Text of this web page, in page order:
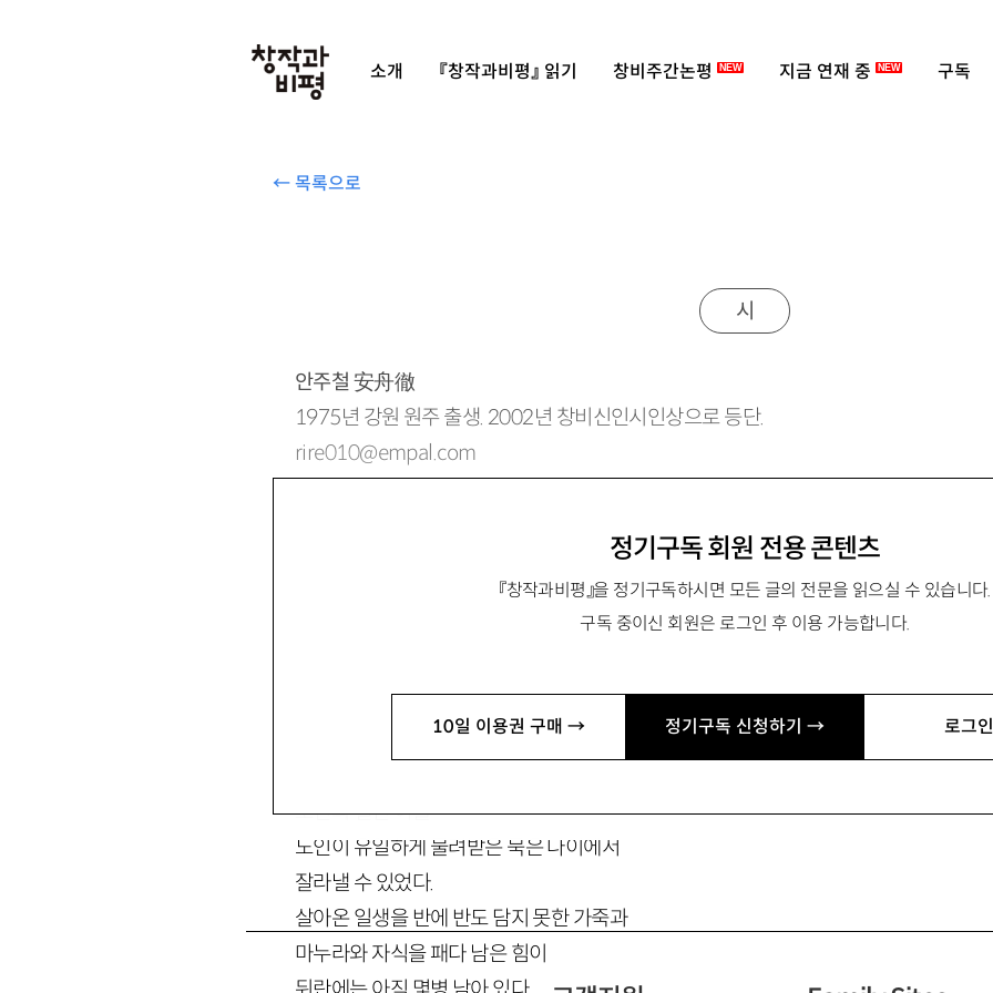
소개 『창작과비평』 읽기 창비주간논평 NEW 지금 연재 중 NEW 구독
← 목록으로
정기구독 회원 전용 콘텐츠
『창작과비평』을 정기구독하시면 모든 글의 전문을 읽으실 수 있습니다.
구독 중이신 회원은 로그인 후 이용 가능합니다.
10일 이용권 구매 → 정기구독 신청하기 → 로그
시
안주철 安舟徹
1975년 강원 원주 출생. 2002년 창비신인시인상으로 등단.
rire010@empal.com
혀로 지은 집
죽은 노인의 혀를 잘라냈다.
노인의 질긴 혀를
노인이 유일하게 물려받은 묵은 나이에서
잘라낼 수 있었다.
살아온 일생을 반에 반도 담지 못한 가죽과
마누라와 자식을 패다 남은 힘이